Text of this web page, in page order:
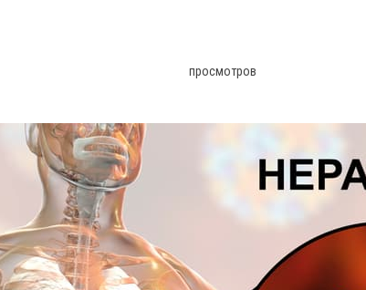
просмотров